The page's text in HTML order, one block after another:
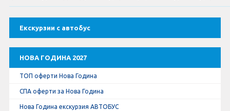
Лични данни
Общи условия
Стандартен Формуляр
КОНТАКТИ
Екскурзии с автобус
НОВА ГОДИНА 2027
ТОП оферти Нова Година
СПА оферти за Нова Година
Нова Година екскурзия АВТОБУС